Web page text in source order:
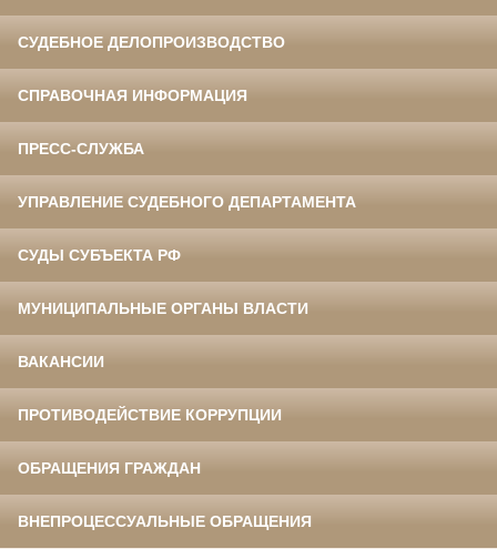
СУДЕБНОЕ ДЕЛОПРОИЗВОДСТВО
СПРАВОЧНАЯ ИНФОРМАЦИЯ
ПРЕСС-СЛУЖБА
УПРАВЛЕНИЕ СУДЕБНОГО ДЕПАРТАМЕНТА
СУДЫ СУБЪЕКТА РФ
МУНИЦИПАЛЬНЫЕ ОРГАНЫ ВЛАСТИ
ВАКАНСИИ
ПРОТИВОДЕЙСТВИЕ КОРРУПЦИИ
ОБРАЩЕНИЯ ГРАЖДАН
ВНЕПРОЦЕССУАЛЬНЫЕ ОБРАЩЕНИЯ